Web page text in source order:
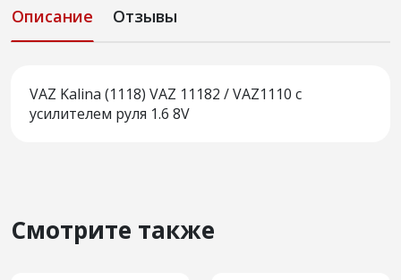
Описание Отзывы
VAZ Kalina (1118) VAZ 11182 / VAZ1110 c
усилителем руля 1.6 8V
Смотрите также